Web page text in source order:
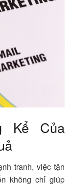
Kể Của
tranh, việc tận
không chỉ giúp